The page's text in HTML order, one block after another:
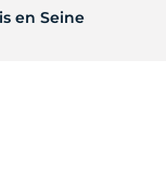
en Seine